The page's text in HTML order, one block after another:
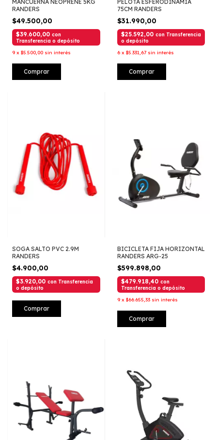
MANCUERNA NEOPRENE 5KG
RANDERS
$49.500,00
$39.600,00 con
Transferencia o depósito
9 x $5.500,00 sin interés
Comprar
PELOTA ESFERODINAMIA
75CM RANDERS
$31.990,00
$25.592,00 con Transferencia
o depósito
6 x $5.331,67 sin interés
Comprar
SOGA SALTO PVC 2.9M
RANDERS
$4.900,00
$3.920,00 con Transferencia
o depósito
Comprar
BICICLETA FIJA HORIZONTAL
RANDERS ARG-25
$599.898,00
$479.918,40 con
Transferencia o depósito
9 x $66.655,33 sin interés
Comprar